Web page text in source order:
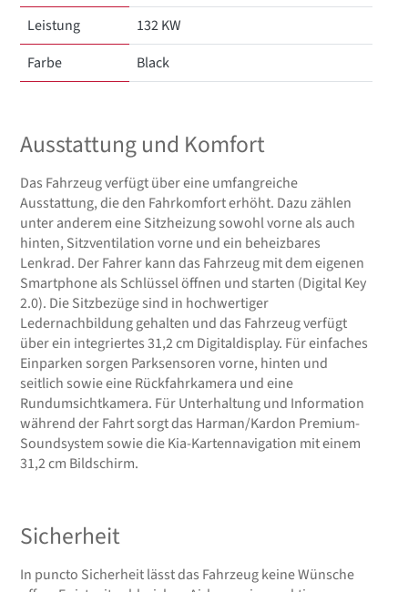
Leistung
132 KW
Farbe
Black
Ausstattung und Komfort
Das Fahrzeug verfügt über eine umfangreiche
Ausstattung, die den Fahrkomfort erhöht. Dazu zählen
unter anderem eine Sitzheizung sowohl vorne als auch
hinten, Sitzventilation vorne und ein beheizbares
Lenkrad. Der Fahrer kann das Fahrzeug mit dem eigenen
Smartphone als Schlüssel öffnen und starten (Digital Key
2.0). Die Sitzbezüge sind in hochwertiger
Ledernachbildung gehalten und das Fahrzeug verfügt
über ein integriertes 31,2 cm Digitaldisplay. Für einfaches
Einparken sorgen Parksensoren vorne, hinten und
seitlich sowie eine Rückfahrkamera und eine
Rundumsichtkamera. Für Unterhaltung und Information
während der Fahrt sorgt das Harman/Kardon Premium-
Soundsystem sowie die Kia-Kartennavigation mit einem
31,2 cm Bildschirm.
Sicherheit
In puncto Sicherheit lässt das Fahrzeug keine Wünsche